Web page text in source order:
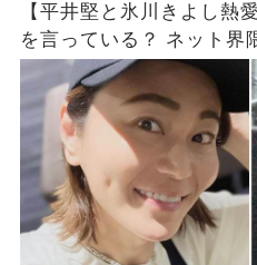
【平井堅と氷川きよし
を言っている？ ネット界